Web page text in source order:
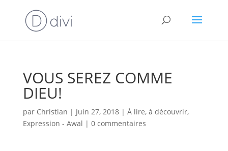
VOUS SEREZ COMME
DIEU!
par Christian | Juin 27, 2018| À lire, à découvrir,
Expression - Awal | 0 commentaires